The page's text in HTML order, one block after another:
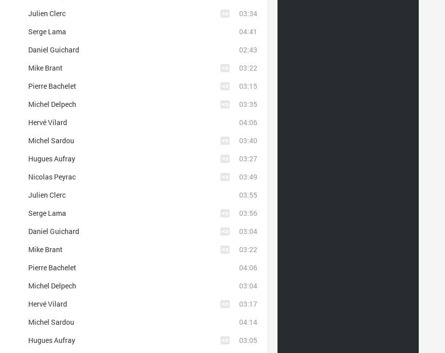
Julien Clerc
03:34
Serge Lama
04:41
Daniel Guichard
02:43
Mike Brant
03:22
Pierre Bachelet
03:15
Michel Delpech
03:35
Hervé Vilard
04:06
Michel Sardou
03:40
Hugues Aufray
03:27
Nicolas Peyrac
03:49
Julien Clerc
03:55
Serge Lama
03:56
Daniel Guichard
03:04
Mike Brant
03:22
Pierre Bachelet
04:06
Michel Delpech
03:04
Hervé Vilard
03:17
Michel Sardou
04:14
Hugues Aufray 03:05